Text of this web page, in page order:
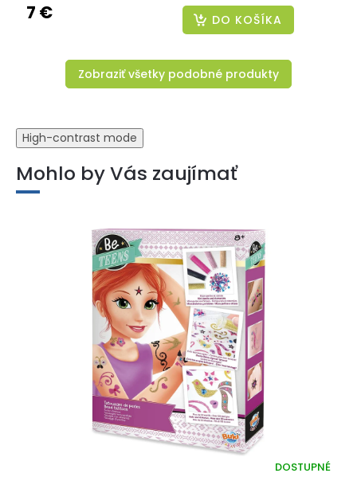
7 € DO KOŠÍKA
Zobraziť všetky podobné produkty
High-contrast mode
Mohlo by Vás zaujímať
DOSTUPNÉ